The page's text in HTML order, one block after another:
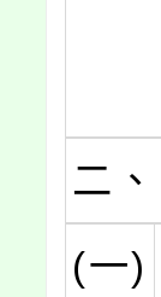
二、
(一)